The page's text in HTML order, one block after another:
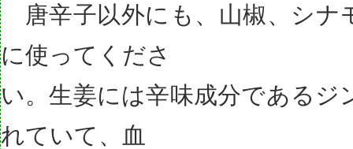
唐辛子以外にも、山椒、シナ
に使ってくださ
い。生姜には辛味成分であるジ
れていて、血